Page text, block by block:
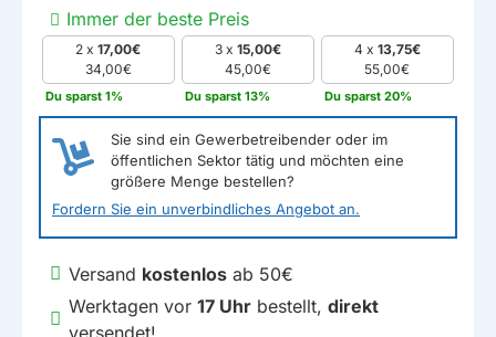
Immer der beste Preis
2 x17,00€
34,00€
Du sparst 1%
3 x 15,00€
45,00€
Du sparst 13%
4 x 13,75€
55,00€
Du sparst 20%
Sie sind ein Gewerbetreibender oder im
öffentlichen Sektor tätig und möchten eine
größere Menge bestellen?
Fordern Sie ein unverbindliches Angebot an.
Versand kostenlos ab 50€
Werktagen vor 17 Uhr bestellt, direkt
versendet!